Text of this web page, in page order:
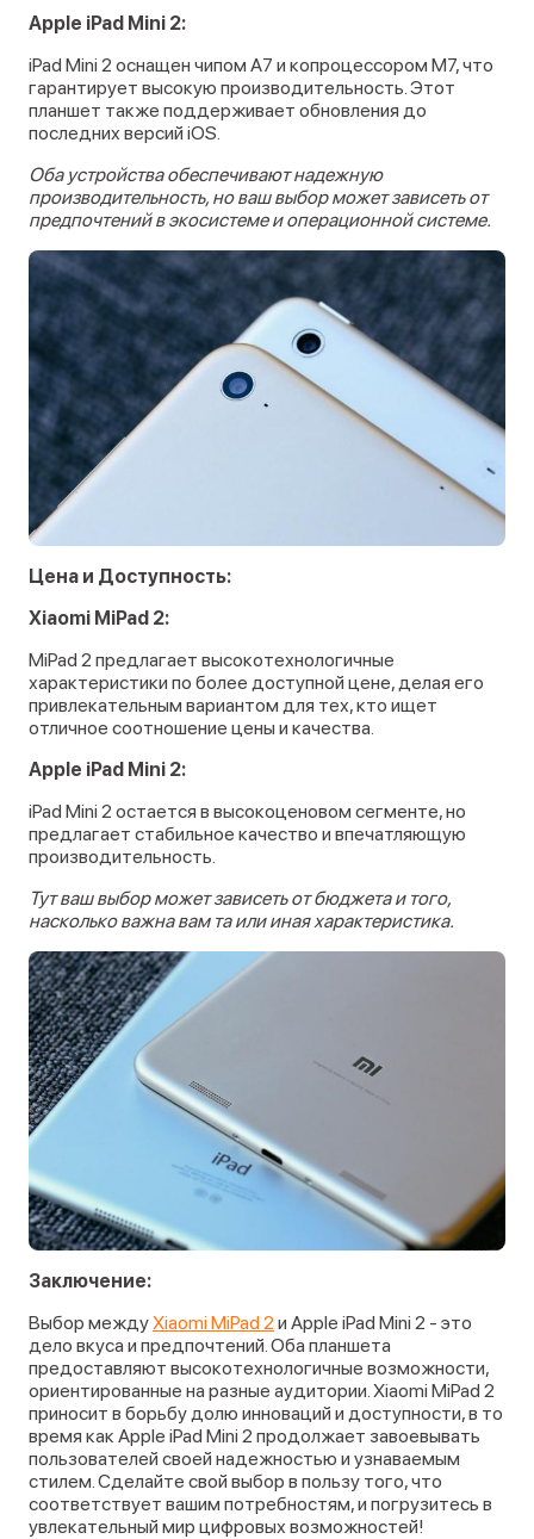
Apple iPad Mini 2:
iPad Mini 2 оснащен чипом A7 и копроцессором M7, что
гарантирует высокую производительность. Этот
планшет также поддерживает обновления до
последних версий iOS.
Оба устройства обеспечивают надежную
производительность, но ваш выбор может зависеть от
предпочтений в экосистеме и операционной системе.
Цена и Доступность:
Xiaomi MiPad 2:
MiPad 2 предлагает высокотехнологичные
характеристики по более доступной цене, делая его
привлекательным вариантом для тех, кто ищет
отличное соотношение цены и качества.
Apple iPad Mini 2:
iPad Mini 2 остается в высокоценовом сегменте, но
предлагает стабильное качество и впечатляющую
производительность.
Тут ваш выбор может зависеть от бюджета и того,
насколько важна вам та или иная характеристика.
Заключение:
Выбор междуXiaomi MiPad 2 и Apple iPad Mini 2 - это
дело вкуса и предпочтений. Оба планшета
предоставляют высокотехнологичные возможности,
ориентированные на разные аудитории. Xiaomi MiPad 2
приносит в борьбу долю инноваций и доступности, в то
время как Apple iPad Mini 2 продолжает завоевывать
пользователей своей надежностью и узнаваемым
стилем. Сделайте свой выбор в пользу того, что
соответствует вашим потребностям, и погрузитесь в
увлекательный мир цифровых возможностей!